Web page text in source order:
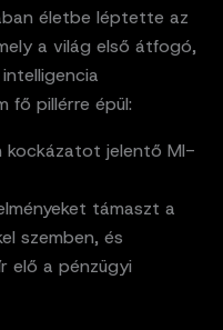
életbe léptette az
a világ első átfogó,
fő pillérre épül:
kockázatot jelentő MI-
támaszt a
szemben, és
elő a pénzügyi